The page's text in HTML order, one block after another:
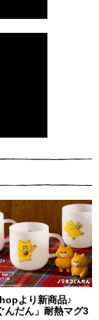
より新商品♪
んだん」耐熱マグ3